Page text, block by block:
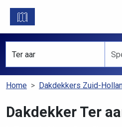
Home Dakdekkers Zuid-
Dakdekker Ter